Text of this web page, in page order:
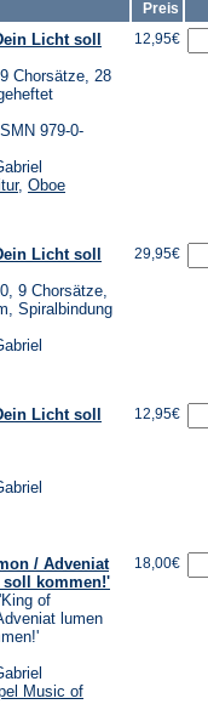
Preis
Licht soll
Chorsätze, 28
979-0-
, Oboe
12,95€
Licht soll
9 Chorsätze,
Spiralbindung
29,95€
Licht soll
12,95€
/ Adveniat
soll kommen!'
of
lumen
Music of
18,00€